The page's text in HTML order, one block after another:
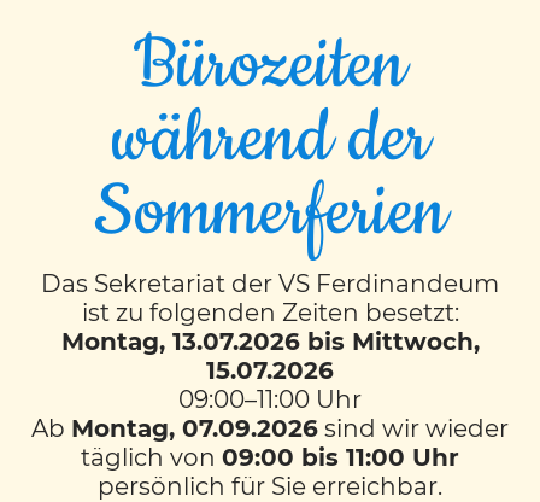
Herbst 2 Arte
Der Herbst ist von vielen Superbären und
Superbärinnen die Lieblingsjahreszeit.
Kastanien, Kürbisse, Igel und Blätter sind
schon in unsere Klasse eingezogen.
Deshalb hat Künstler Teddy, unser
Klassenkuscheltier, uns für unser nächstes
Kunstwerk einen tollen Zauber
beigebracht!
Bürozeiten
während der
Sommerferien
Das Sekretariat der VS Ferdinandeum
ist zu folgenden Zeiten besetzt:
Montag, 13.07.2026 bis Mittwoch,
15.07.2026
09:00–11:00 Uhr
Ab Montag, 07.09.2026 sind wir wieder
täglich von 09:00 bis 11:00 Uhr
persönlich für Sie erreichbar.